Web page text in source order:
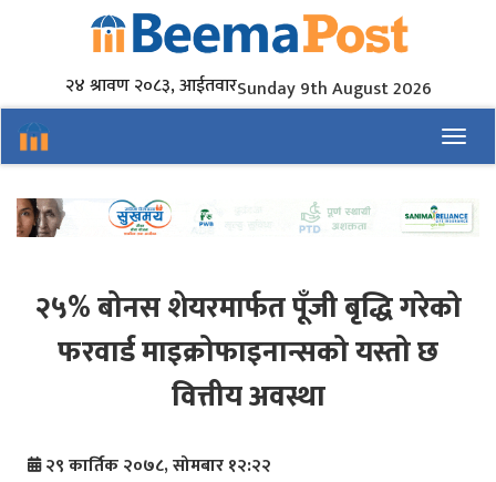
२४ श्रावण २०८३, आईतवारSunday 9th August 2026
२५% बोनस शेयरमार्फत पूँजी बृद्धि गरेको
फरवार्ड माइक्रोफाइनान्सको यस्तो छ
वित्तीय अवस्था
२९ कार्तिक २०७८, सोमबार १२:२२